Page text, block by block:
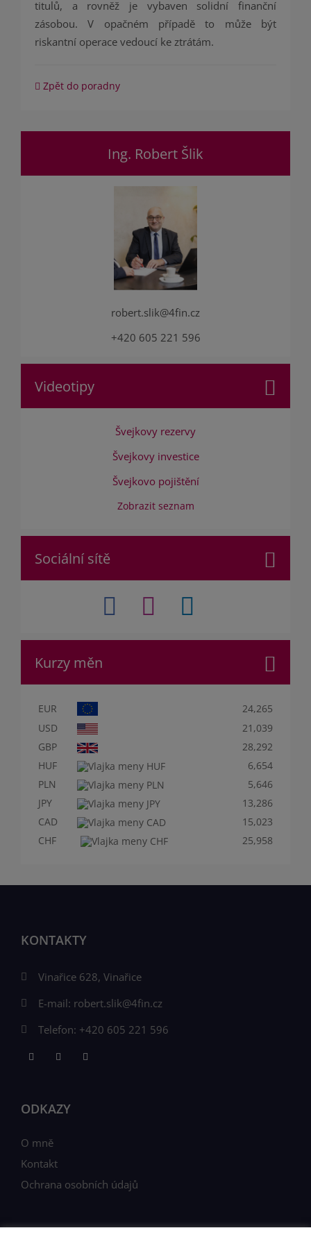
titulů, a rovněž je vybaven solidní finanční
zásobou. V opačném případě to může být
riskantní operace vedoucí ke ztrátám.
Zpět do poradny
Ing. Robert Šlik
robert.slik@4fin.cz
+420 605 221 596
Videotipy
Švejkovy rezervy
Švejkovy investice
Švejkovo pojištění
Zobrazit seznam
Sociální sítě
Kurzy měn
EUR
24,265
USD
21,039
GBP
28,292
HUF
6,654
PLN
5,646
JPY
13,286
CAD
15,023
CHF
25,958
KONTAKTY
Vinařice 628, Vinařice
E-mail: robert.slik@4fin.cz
Telefon: +420 605 221 596
ODKAZY
O mně
Kontakt
Ochrana osobních údajů
JAK PRACUJI